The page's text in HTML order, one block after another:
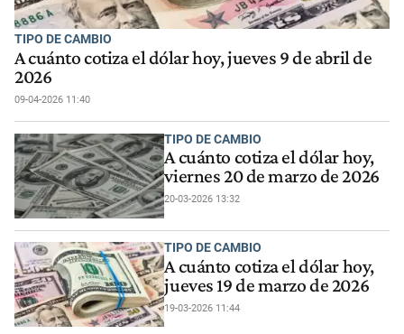
TIPO DE CAMBIO
A cuánto cotiza el dólar hoy, jueves 9 de abril de
2026
09-04-2026 11:40
TIPO DE CAMBIO
A cuánto cotiza el dólar hoy,
viernes 20 de marzo de 2026
20-03-2026 13:32
TIPO DE CAMBIO
A cuánto cotiza el dólar hoy,
jueves 19 de marzo de 2026
19-03-2026 11:44